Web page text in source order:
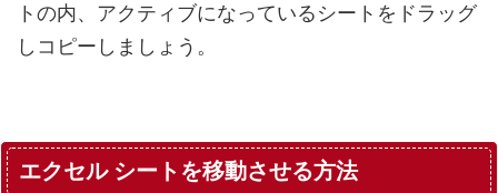
トの内、アクティブになっているシートをドラッグ
しコピーしましょう。
エクセル シートを移動させる方法